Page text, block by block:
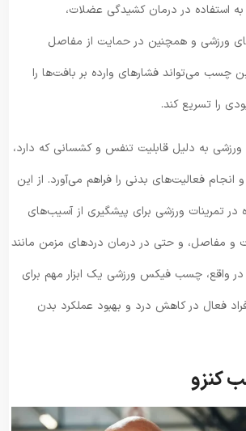
استفاده در درمان کشیدگی عضلات،
ورزشی و همچنین در حمایت از مفاصل
چسب می‌تواند فشارهای وارده بر بافت‌ها را
را تسریع کند.
به دلیل قابلیت تنفس و کشسانی که دارد،
فعالیت‌های بدنی را فراهم می‌آورد. از این
تمرینات ورزشی برای پیشگیری از آسیب‌های
و مفاصل، و حتی در درمان دردهای مزمن مانند
در واقع، چسب فیکس ورزشی یک ابزار مهم برای
فعال در کاهش درد و بهبود عملکرد بدن
کنزو